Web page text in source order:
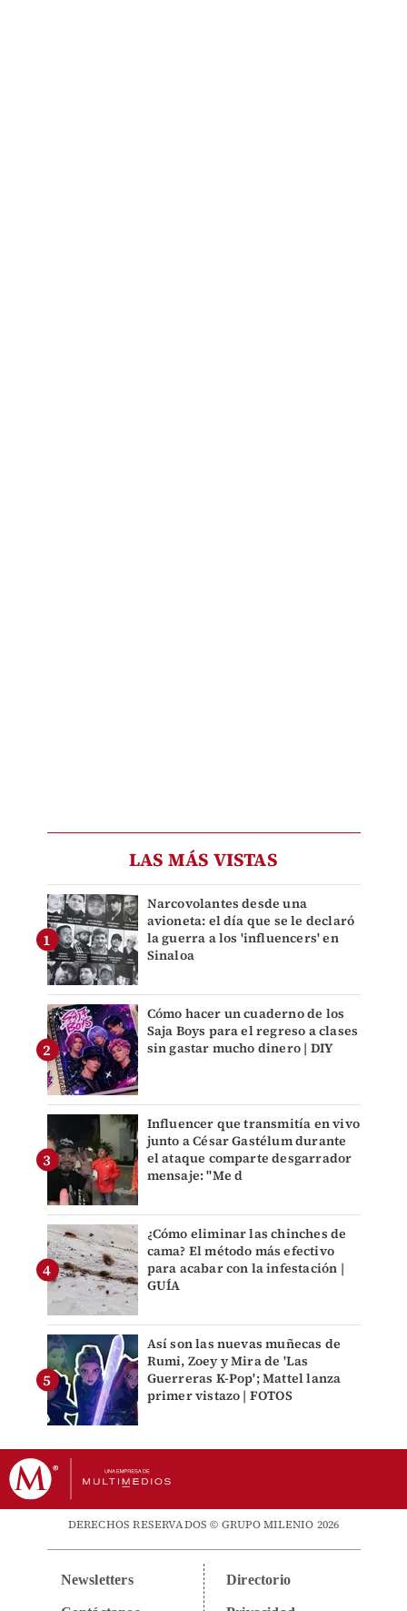
LAS MÁS VISTAS
Narcovolantes desde una
avioneta: el día que se le declaró
la guerra a los 'influencers' en
Sinaloa
Cómo hacer un cuaderno de los
Saja Boys para el regreso a clases
sin gastar mucho dinero | DIY
Influencer que transmitía en vivo
junto a César Gastélum durante
el ataque comparte desgarrador
mensaje: "Me d
¿Cómo eliminar las chinches de
cama? El método más efectivo
para acabar con la infestación |
GUÍA
Así son las nuevas muñecas de
Rumi, Zoey y Mira de 'Las
Guerreras K-Pop'; Mattel lanza
primer vistazo | FOTOS
DERECHOS RESERVADOS © GRUPO MILENIO 2026
Newsletters Directorio